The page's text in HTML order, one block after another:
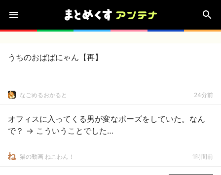
うちのおばばにゃん【再】
なごめるおかると 24分前
オフィスに入ってくる男が変なポーズをしていた。なん
で？ → こういうことでした…
猫の動画 ねこわん！ 1時間前